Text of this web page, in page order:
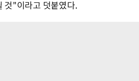
것"이라고 덧붙였다.